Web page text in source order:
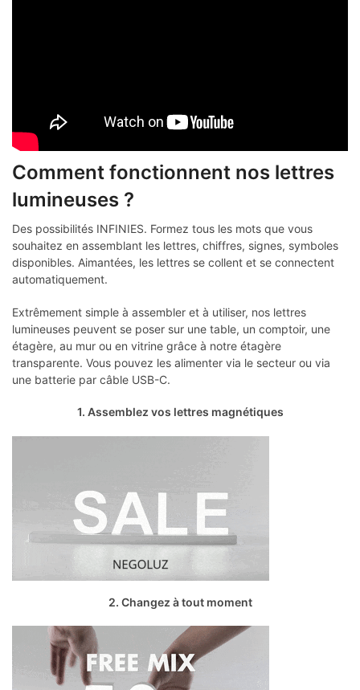
Comment fonctionnent nos lettres
lumineuses ?
Des possibilités INFINIES. Formez tous les mots que vous
souhaitez en assemblant les lettres, chiffres, signes, symboles
disponibles. Aimantées, les lettres se collent et se connectent
automatiquement.
Extrêmement simple à assembler et à utiliser, nos lettres
lumineuses peuvent se poser sur une table, un comptoir, une
étagère, au mur ou en vitrine grâce à notre étagère
transparente. Vous pouvez les alimenter via le secteur ou via
une batterie par câble USB-C.
1. Assemblez vos lettres magnétiques
2. Changez à tout moment